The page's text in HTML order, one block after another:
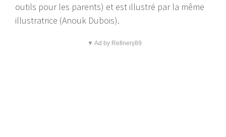
outils pour les parents) et est illustré par la même
illustratrice (Anouk Dubois).
▼ Ad by Refinery89